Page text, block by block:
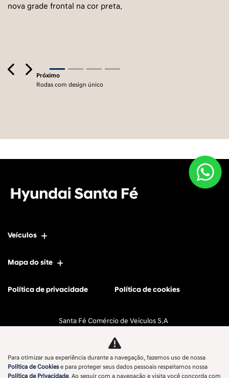
nova grade frontal na cor preta.
PreviousNext
Próximo
Rodas com design único
Veículos
Mapa do site
Política de privacidade Política de cookies
Santa Fé Comércio de Veículos S.A
CNPJ: 11.596.056/0001-77
Para otimizar sua experiência durante a navegação, fazemos uso de nossa
Política de Cookiese para proteger seus dados pessoais respeitamos nossa
Política de Privacidade. Ao seguir com a navegação e visita você concorda com